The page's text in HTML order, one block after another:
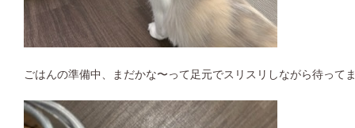
ごはんの準備中、まだかな〜って足元でスリスリしながら待って